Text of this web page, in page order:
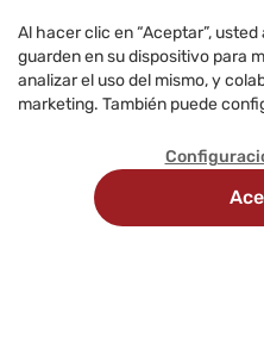
Al hacer clic en “Aceptar”,
guarden en su dispositivo para
analizar el uso del mismo, y
marketing. También puede